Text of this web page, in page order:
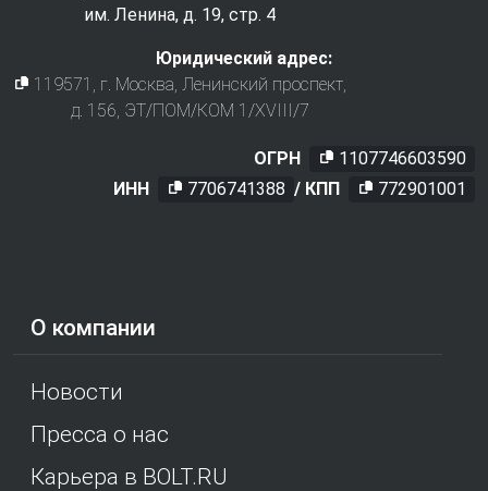
О компании
Новости
Пресса о нас
Карьера в BOLT.RU
им. Ленина, д. 19, стр. 4
Юридический адрес:
119571
, г. Москва Ленинский проспект,
д. 156, ЭТ/ПОМ/КОМ 1/XVIII/7
ОГРН
1107746603590
ИНН
7706741388 / КПП 772901001